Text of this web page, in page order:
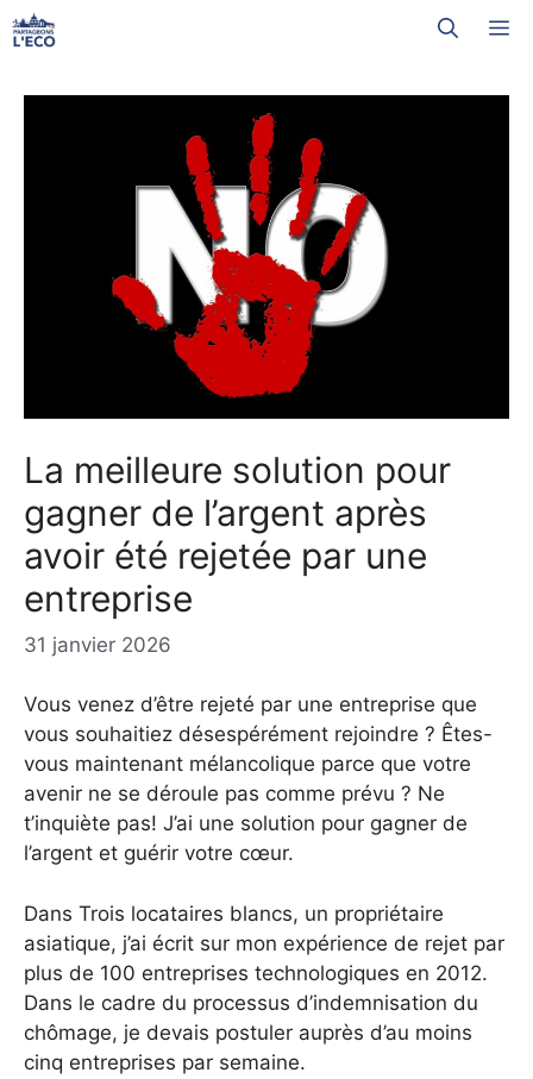
Aller
au
La meilleure solution pour
gagner de l’argent après
avoir été rejetée par une
entreprise
31 janvier 2026
Vous venez d’être rejeté par une entreprise que
vous souhaitiez désespérément rejoindre ? Êtes-
vous maintenant mélancolique parce que votre
avenir ne se déroule pas comme prévu ? Ne
t’inquiète pas! J’ai une solution pour gagner de
l’argent et guérir votre cœur.
Dans Trois locataires blancs, un propriétaire
asiatique, j’ai écrit sur mon expérience de rejet par
plus de 100 entreprises technologiques en 2012.
Dans le cadre du processus d’indemnisation du
chômage, je devais postuler auprès d’au moins
cinq entreprises par semaine.